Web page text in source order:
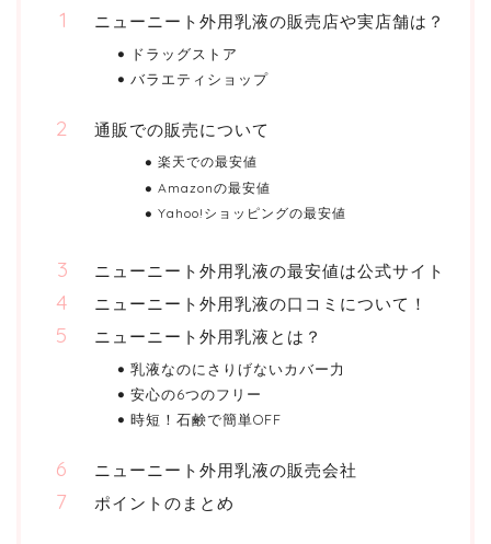
ニューニート外用乳液の販売店や実店舗は？
ドラッグストア
バラエティショップ
通販での販売について
楽天での最安値
Amazonの最安値
Yahoo!ショッピングの最安値
ニューニート外用乳液の最安値は公式サイト
ニューニート外用乳液の口コミについて！
ニューニート外用乳液とは？
乳液なのにさりげないカバー力
安心の6つのフリー
時短！石鹸で簡単OFF
ニューニート外用乳液の販売会社
ポイントのまとめ